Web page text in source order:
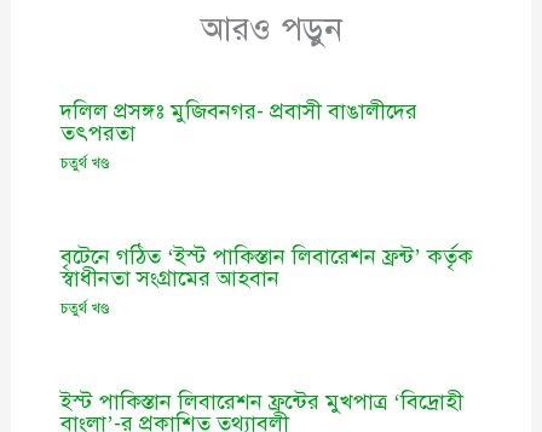
আরও পড়ুন
দলিল প্রসঙ্গঃ মুজিবনগর- প্রবাসী বাঙালীদের
তৎপরতা
চতুর্থ খণ্ড
বৃটেনে গঠিত ‘ইস্ট পাকিস্তান লিবারেশন ফ্রন্ট’ কর্তৃক
স্বাধীনতা সংগ্রামের আহবান
চতুর্থ খণ্ড
ইস্ট পাকিস্তান লিবারেশন ফ্রন্টের মুখপাত্র ‘বিদ্রোহী
বাংলা’-র প্রকাশিত তথ্যাবলী